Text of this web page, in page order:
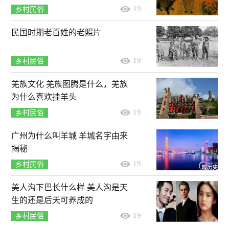
乡村民俗 19
民国时期老百姓的老照片
乡村民俗 19
羌族文化 羌族图腾是什么，羌族
为什么喜欢挂羊头
乡村民俗 19
广州为什么叫羊城 羊城名字由来
揭秘
乡村民俗 19
美人沟下巴长什么样 美人沟是天
生的还是后天可养成的
乡村民俗 19